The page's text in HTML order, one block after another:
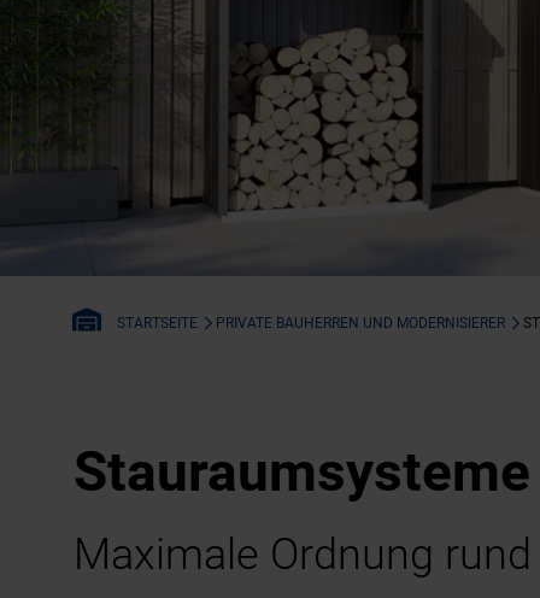
STARTSEITE PRIVATE BAUHERREN UND MODERNISIERER
Stauraumsysteme
Maximale Ordnung